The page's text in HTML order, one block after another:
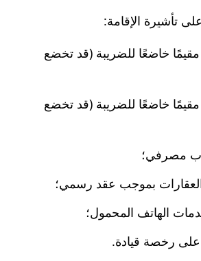
تأشيرة الإقامة:
خاضعًا للضريبة (قد تخضع
خاضعًا للضريبة (قد تخضع
مصرفي؛
العقارات بموجب عقد رسمي؛
الهاتف المحمول؛
رخصة قيادة.